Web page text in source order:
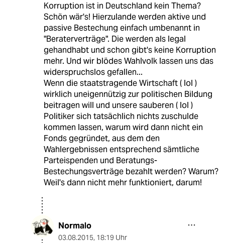
Korruption ist in Deutschland kein Thema?
Schön wär's! Hierzulande werden aktive und
passive Bestechung einfach umbenannt in
"Beraterverträge". Die werden als legal
gehandhabt und schon gibt's keine Korruption
mehr. Und wir blödes Wahlvolk lassen uns das
widerspruchslos gefallen...
Wenn die staatstragende Wirtschaft ( lol )
wirklich uneigennützig zur politischen Bildung
beitragen will und unsere sauberen ( lol )
Politiker sich tatsächlich nichts zuschulde
kommen lassen, warum wird dann nicht ein
Fonds gegründet, aus dem den
Wahlergebnissen entsprechend sämtliche
Parteispenden und Beratungs-
Bestechungsverträge bezahlt werden? Warum?
Weil's dann nicht mehr funktioniert, darum!
Normalo
03.08.2015, 18:19 Uhr